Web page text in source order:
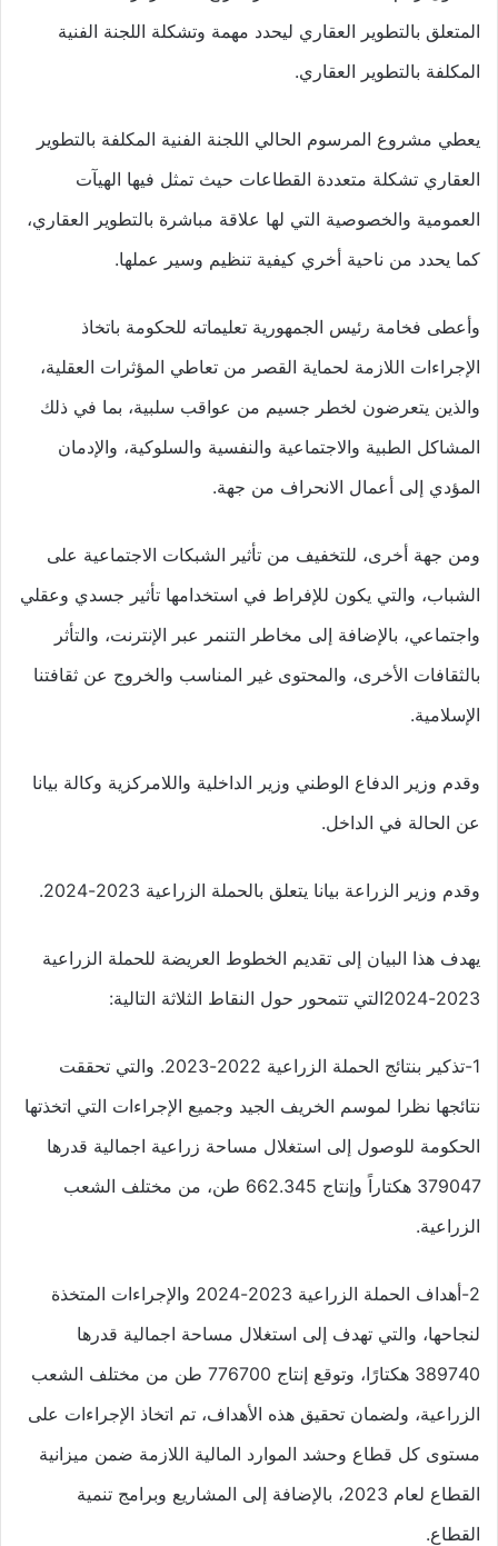
المتعلق بالتطوير العقاري ليحدد مهمة وتشكلة اللجنة الفنية
المكلفة بالتطوير العقاري.
يعطي مشروع المرسوم الحالي اللجنة الفنية المكلفة بالتطوير
العقاري تشكلة متعددة القطاعات حيث تمثل فيها الهيآت
العمومية والخصوصية التي لها علاقة مباشرة بالتطوير العقاري،
كما يحدد من ناحية أخري كيفية تنظيم وسير عملها.
وأعطى فخامة رئيس الجمهورية تعليماته للحكومة باتخاذ
الإجراءات اللازمة لحماية القصر من تعاطي المؤثرات العقلية،
والذين يتعرضون لخطر جسيم من عواقب سلبية، بما في ذلك
المشاكل الطبية والاجتماعية والنفسية والسلوكية، والإدمان
المؤدي إلى أعمال الانحراف من جهة.
ومن جهة أخرى، للتخفيف من تأثير الشبكات الاجتماعية على
الشباب، والتي يكون للإفراط في استخدامها تأثير جسدي وعقلي
واجتماعي، بالإضافة إلى مخاطر التنمر عبر الإنترنت، والتأثر
بالثقافات الأخرى، والمحتوى غير المناسب والخروج عن ثقافتنا
الإسلامية.
وقدم وزير الدفاع الوطني وزير الداخلية واللامركزية وكالة بيانا
عن الحالة في الداخل.
وقدم وزير الزراعة بيانا يتعلق بالحملة الزراعية 2023-2024.
يهدف هذا البيان إلى تقديم الخطوط العريضة للحملة الزراعية
2023-2024التي تتمحور حول النقاط الثلاثة التالية:
1-تذكير بنتائج الحملة الزراعية 2022-2023. والتي تحققت
نتائجها نظرا لموسم الخريف الجيد وجميع الإجراءات التي اتخذتها
الحكومة للوصول إلى استغلال مساحة زراعية اجمالية قدرها
379047 هكتاراً وإنتاج 662.345 طن، من مختلف الشعب
الزراعية.
2-أهداف الحملة الزراعية 2023-2024 والإجراءات المتخذة
لنجاحها، والتي تهدف إلى استغلال مساحة اجمالية قدرها
389740 هكتارًا، وتوقع إنتاج 776700 طن من مختلف الشعب
الزراعية، ولضمان تحقيق هذه الأهداف، تم اتخاذ الإجراءات على
مستوى كل قطاع وحشد الموارد المالية اللازمة ضمن ميزانية
القطاع لعام 2023، بالإضافة إلى المشاريع وبرامج تنمية
القطاع.